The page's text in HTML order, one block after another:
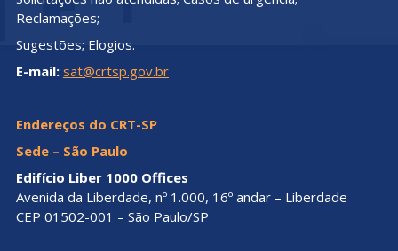
Reclamações;
Sugestões; Elogios.
E-mail: sat@crtsp.gov.br
Endereços do CRT-SP
Sede – São Paulo
Edifício Liber 1000 Offices
Avenida da Liberdade, nº 1.000, 16º andar – Liberdade
CEP 01502-001 – São Paulo/SP